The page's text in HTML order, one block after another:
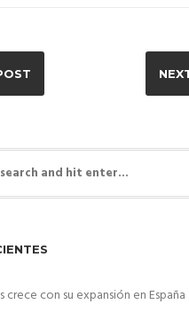
con su expansión en España